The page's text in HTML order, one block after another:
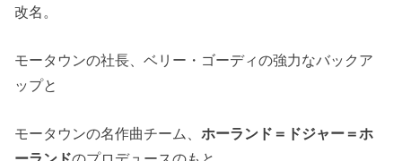
改名。
モータウンの社長、ベリー・ゴーディの強力なバックア
ップと
モータウンの名作曲チーム、ホーランド＝ドジャー＝ホ